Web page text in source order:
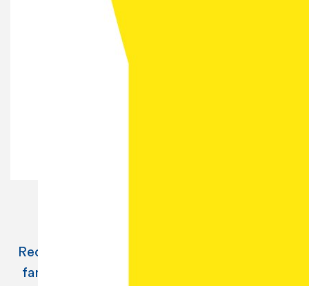
Valérie DENIS
Recherche sur le repreneuriat d’entreprises
familiales, les peurs les plus fréquemment